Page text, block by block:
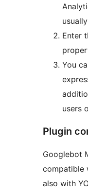
Enter
You
users
Plugin
Googlebot
compatible
also with